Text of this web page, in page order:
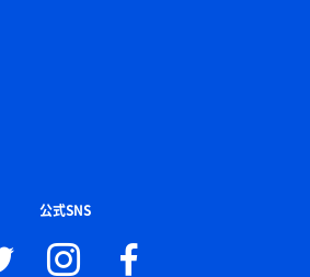
公式SNS